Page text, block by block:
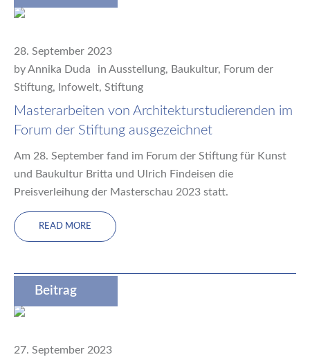
28. September 2023
byAnnika Duda in Ausstellung, Baukultur, Forum der
Stiftung, Infowelt, Stiftung
Masterarbeiten von Architekturstudierenden im
Forum der Stiftung ausgezeichnet
Am 28. September fand im Forum der Stiftung für Kunst
und Baukultur Britta und Ulrich Findeisen die
Preisverleihung der Masterschau 2023 statt.
READ MORE
Beitrag
27. September 2023